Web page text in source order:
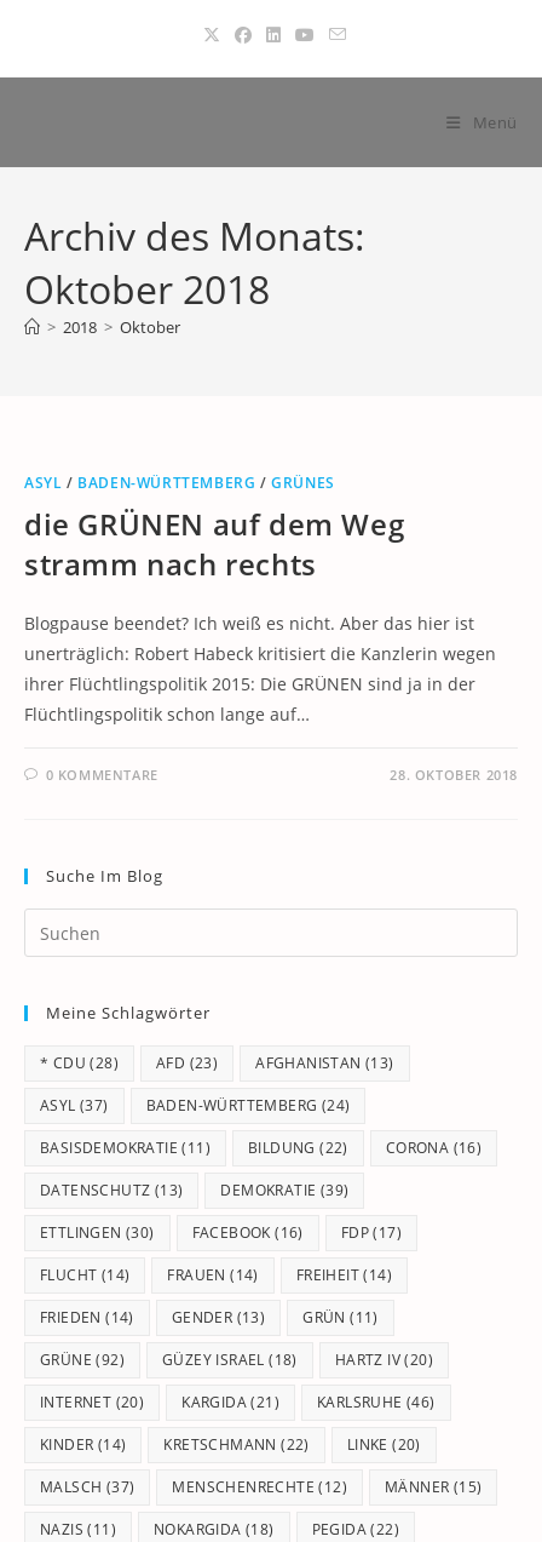
springen
Menü
Archiv des Monats:
Oktober 2018
> 2018 > Oktober
ASYL / BADEN-WÜRTTEMBERG /GRÜNES
die GRÜNEN auf dem Weg
stramm nach rechts
Blogpause beendet? Ich weiß es nicht. Aber das hier ist
unerträglich: Robert Habeck kritisiert die Kanzlerin wegen
ihrer Flüchtlingspolitik 2015: Die GRÜNEN sind ja in der
Flüchtlingspolitik schon lange auf…
0 KOMMENTARE 28. OKTOBER 2018
Suche Im Blog
Meine Schlagwörter
* CDU (28) AFD (23) AFGHANISTAN (13)
ASYL (37) BADEN-WÜRTTEMBERG (24)
BASISDEMOKRATIE (11) BILDUNG (22) CORONA (16)
DATENSCHUTZ (13) DEMOKRATIE (39)
ETTLINGEN (30) FACEBOOK (16) FDP(17)
FLUCHT (14) FRAUEN (14) FREIHEIT(14)
FRIEDEN (14) GENDER (13) GRÜN (11)
GRÜNE (92) GÜZEY ISRAEL (18) HARTZ IV(20)
INTERNET (20) KARGIDA(21) KARLSRUHE (46)
KINDER (14) KRETSCHMANN (22) LINKE (20)
MALSCH (37) MENSCHENRECHTE (12) MÄNNER (15)
NAZIS (11) NOKARGIDA (18) PEGIDA(22)